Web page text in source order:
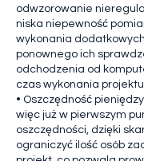
odwzorowanie
niska niepewność
wykonania
ponownego ich
odchodzenia od
czas wykonania
• Oszczędność
więc już w pierwszym
oszczędności, dzięki
ograniczyć ilość osób